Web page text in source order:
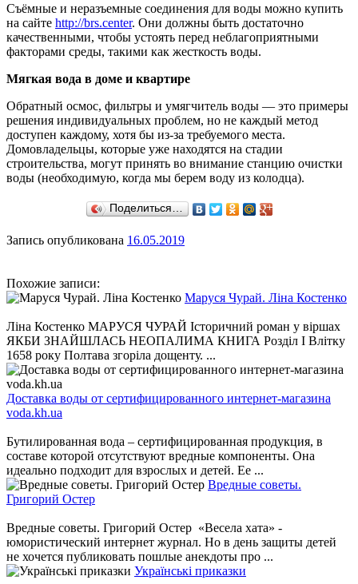
Съёмные и неразъемные соединения для воды можно купить
на сайте http://brs.center. Они должны быть достаточно
качественными, чтобы устоять перед неблагоприятными
факторами среды, такими как жесткость воды.
Мягкая вода в доме и квартире
Обратный осмос, фильтры и умягчитель воды — это примеры
решения индивидуальных проблем, но не каждый метод
доступен каждому, хотя бы из-за требуемого места.
Домовладельцы, которые уже находятся на стадии
строительства, могут принять во внимание станцию ​​очистки
воды (необходимую, когда мы берем воду из колодца).
Поделиться…
Запись опубликована 16.05.2019
Похожие записи:
Маруся Чурай. Ліна Костенко
Ліна Костенко МАРУСЯ ЧУРАЙ Історичний роман у віршах
ЯКБИ ЗНАЙШЛАСЬ НЕОПАЛИМА КНИГА Розділ І Влітку
1658 року Полтава згоріла дощенту. ...
Доставка воды от сертифицированного интернет-магазина
voda.kh.ua
Бутилированная вода – сертифицированная продукция, в
составе которой отсутствуют вредные компоненты. Она
идеально подходит для взрослых и детей. Ее ...
Вредные советы.
Григорий Остер
Вредные советы. Григорий Остер «Весела хата» -
юмористический интернет журнал. Но в день защиты детей
не хочется публиковать пошлые анекдоты про ...
Українські приказки